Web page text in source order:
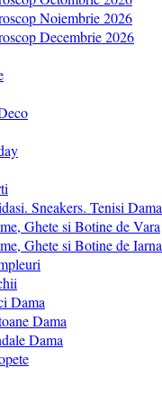
Noiembrie 2026
Decembrie 2026
Sneakers. Tenisi Dama
Ghete si Botine de Vara
Ghete si Botine de Iarna
Dama
Dama
Dama